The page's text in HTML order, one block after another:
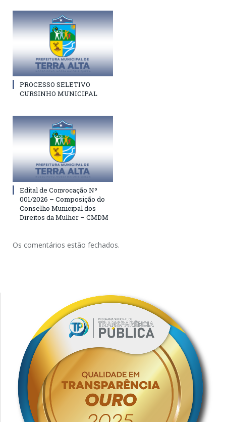
PROCESSO SELETIVO
CURSINHO MUNICIPAL
Edital de Convocação Nº
001/2026 – Composição do
Conselho Municipal dos
Direitos da Mulher – CMDM
Os comentários estão fechados.